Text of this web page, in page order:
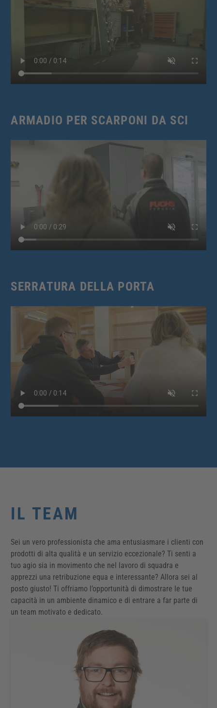
ARMADIO PER SCARPONI DA SCI
SERRATURA DELLA PORTA
IL TEAM
Sei un vero professionista che ama entusiasmare i clienti con
prodotti di alta qualità e un servizio eccezionale? Ti senti a
tuo agio sia in movimento che nel lavoro di squadra e
apprezzi una retribuzione equa e interessante? Allora sei al
posto giusto! Ti offriamo l’opportunità di dimostrare le tue
capacità in un ambiente dinamico e di entrare a far parte di
un team motivato e dedicato.